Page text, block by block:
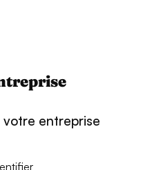
votre entreprise